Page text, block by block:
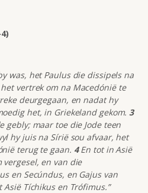
was, het Paulus die dissipels na
vertrek om na Macedónië te
deurgegaan, en nadat hy
het, in Griekeland gekom.3
gebly; maar toe die Jode teen
hy juis na Sírië sou afvaar, het
terug te gaan. 4En tot in Asië
vergesel, en van die
en Secúndus, en Gajus van
Tíchikus en Trófimus.”